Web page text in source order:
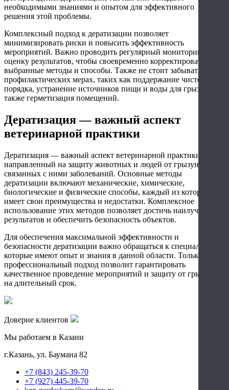
необходимыми знаниями и опытом для эффективного
решения этой проблемы.
Комплексный подход к дератизации позволяет
минимизировать риски и повысить эффективность
мероприятий. Важно проводить регулярный мониторинг и
оценку результатов, чтобы своевременно корректировать
выбранные методы и способы. Также не стоит забывать о
профилактических мерах, таких как поддержание чистоты и
порядка, устранение источников пищи и воды для грызунов, а
также герметизация помещений.
Дератизация — важный аспект
ветеринарной практики
Дератизация — важный аспект ветеринарной практики,
направленный на защиту животных и людей от грызунов и
связанных с ними заболеваний. Основные методы
дератизации включают механические, химические,
биологические и физические способы, каждый из которых
имеет свои преимущества и недостатки. Комплексное
использование этих методов позволяет достичь наилучших
результатов и обеспечить безопасность объектов.
Для обеспечения максимальной эффективности и
безопасности дератизации важно обращаться к специалистам,
которые имеют опыт и знания в данной области. Только
профессиональный подход позволит гарантировать
качественное проведение мероприятий и защиту от грызунов
на длительный срок.
Доверие клиентов
Мы работаем в Казани
г.Казань, ул. Баумана 82
+7 (843) 245-39-70
+7 (927) 445-39-70